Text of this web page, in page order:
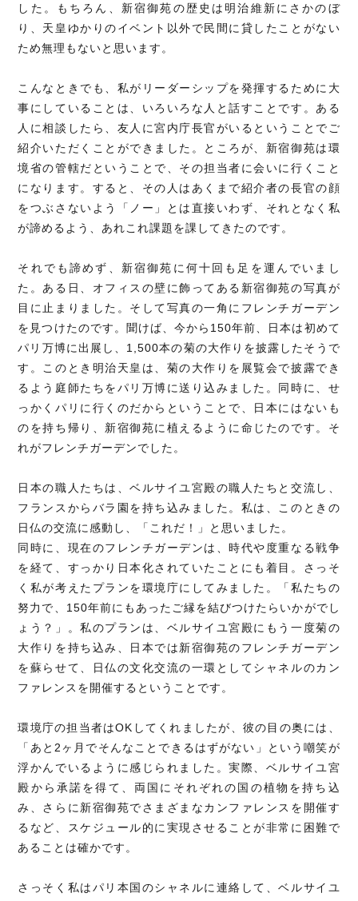
した。もちろん、新宿御苑の歴史は明治維新にさかのぼ
り、天皇ゆかりのイベント以外で民間に貸したことがない
ため無理もないと思います。
こんなときでも、私がリーダーシップを発揮するために大
事にしていることは、いろいろな人と話すことです。ある
人に相談したら、友人に宮内庁長官がいるということでご
紹介いただくことができました。ところが、新宿御苑は環
境省の管轄だということで、その担当者に会いに行くこと
になります。すると、その人はあくまで紹介者の長官の顔
をつぶさないよう「ノー」とは直接いわず、それとなく私
が諦めるよう、あれこれ課題を課してきたのです。
それでも諦めず、新宿御苑に何十回も足を運んでいまし
た。ある日、オフィスの壁に飾ってある新宿御苑の写真が
目に止まりました。そして写真の一角にフレンチガーデン
を見つけたのです。聞けば、今から150年前、日本は初めて
パリ万博に出展し、1,500本の菊の大作りを披露したそうで
す。このとき明治天皇は、菊の大作りを展覧会で披露でき
るよう庭師たちをパリ万博に送り込みました。同時に、せ
っかくパリに行くのだからということで、日本にはないも
のを持ち帰り、新宿御苑に植えるように命じたのです。そ
れがフレンチガーデンでした。
日本の職人たちは、ベルサイユ宮殿の職人たちと交流し、
フランスからバラ園を持ち込みました。私は、このときの
日仏の交流に感動し、「これだ！」と思いました。
同時に、現在のフレンチガーデンは、時代や度重なる戦争
を経て、すっかり日本化されていたことにも着目。さっそ
く私が考えたプランを環境庁にしてみました。「私たちの
努力で、150年前にもあったご縁を結びつけたらいかがでし
ょう？」。私のプランは、ベルサイユ宮殿にもう一度菊の
大作りを持ち込み、日本では新宿御苑のフレンチガーデン
を蘇らせて、日仏の文化交流の一環としてシャネルのカン
ファレンスを開催するということです。
環境庁の担当者はOKしてくれましたが、彼の目の奥には、
「あと2ヶ月でそんなことできるはずがない」という嘲笑が
浮かんでいるように感じられました。実際、ベルサイユ宮
殿から承諾を得て、両国にそれぞれの国の植物を持ち込
み、さらに新宿御苑でさまざまなカンファレンスを開催す
るなど、スケジュール的に実現させることが非常に困難で
あることは確かです。
さっそく私はパリ本国のシャネルに連絡して、ベルサイユ